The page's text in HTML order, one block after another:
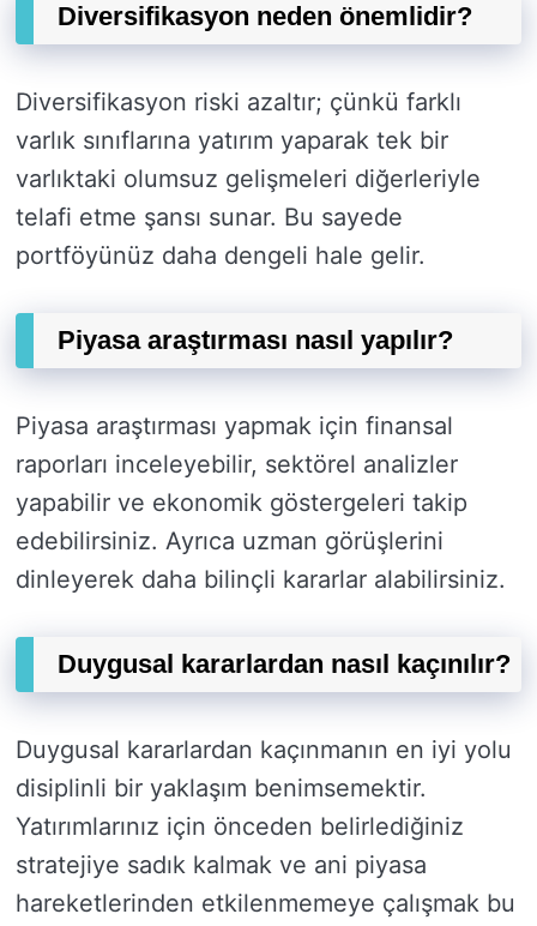
Diversifikasyon neden önemlidir?
Diversifikasyon riski azaltır; çünkü farklı
varlık sınıflarına yatırım yaparak tek bir
varlıktaki olumsuz gelişmeleri diğerleriyle
telafi etme şansı sunar. Bu sayede
portföyünüz daha dengeli hale gelir.
Piyasa araştırması nasıl yapılır?
Piyasa araştırması yapmak için finansal
raporları inceleyebilir, sektörel analizler
yapabilir ve ekonomik göstergeleri takip
edebilirsiniz. Ayrıca uzman görüşlerini
dinleyerek daha bilinçli kararlar alabilirsiniz.
Duygusal kararlardan nasıl kaçınılır?
Duygusal kararlardan kaçınmanın en iyi yolu
disiplinli bir yaklaşım benimsemektir.
Yatırımlarınız için önceden belirlediğiniz
stratejiye sadık kalmak ve ani piyasa
hareketlerinden etkilenmemeye çalışmak bu